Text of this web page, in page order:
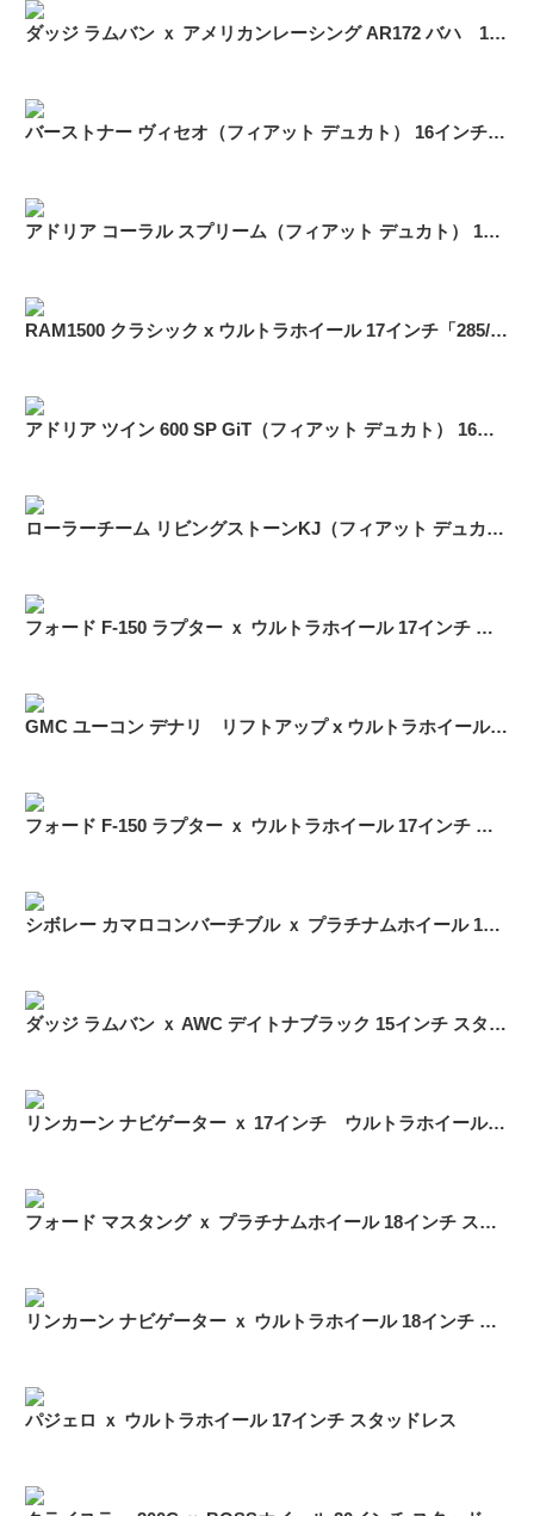
ダッジ ラムバン ｘ アメリカンレーシング AR172 バハ 15インチ スタッドレス
バーストナー ヴィセオ（フィアット デュカト） 16インチ スタッドレス ブリヂストン ブリザック W979「225/75R16」
アドリア コーラル スプリーム（フィアット デュカト） 16インチ スタッドレス ブリヂストン ブリザック W979「225/75R16」
RAM1500 クラシック x ウルトラホイール 17インチ「285/70R17」スタッドレス
アドリア ツイン 600 SP GiT（フィアット デュカト） 16インチ スタッドレス「225/75R16」
ローラーチーム リビングストーンKJ（フィアット デュカト） 16インチ スタッドレス「LT 225/75R16」
フォード F-150 ラプター ｘ ウルトラホイール 17インチ スタッドレスセット
GMC ユーコン デナリ リフトアップ x ウルトラホイール 17インチ スタッドレス
フォード F-150 ラプター ｘ ウルトラホイール 17インチ スタッドレス
シボレー カマロコンバーチブル ｘ プラチナムホイール 18インチ スタッドレス
ダッジ ラムバン ｘ AWC デイトナブラック 15インチ スタッドレス
リンカーン ナビゲーター ｘ 17インチ ウルトラホイール スタッドレスセット
フォード マスタング ｘ プラチナムホイール 18インチ スタッドレス
リンカーン ナビゲーター ｘ ウルトラホイール 18インチ スタッドレス
パジェロ ｘ ウルトラホイール 17インチ スタッドレス